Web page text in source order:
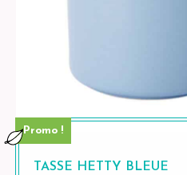
TASSE HETTY BLEUE
Promo !